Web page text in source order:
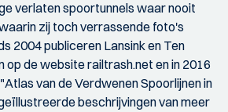
verlaten spoortunnels waar nooit
zij toch verrassende foto's
2004 publiceren Lansink en Ten
op de website railtrash.net en in 2016
van de Verdwenen Spoorlijnen in
beschrijvingen van meer